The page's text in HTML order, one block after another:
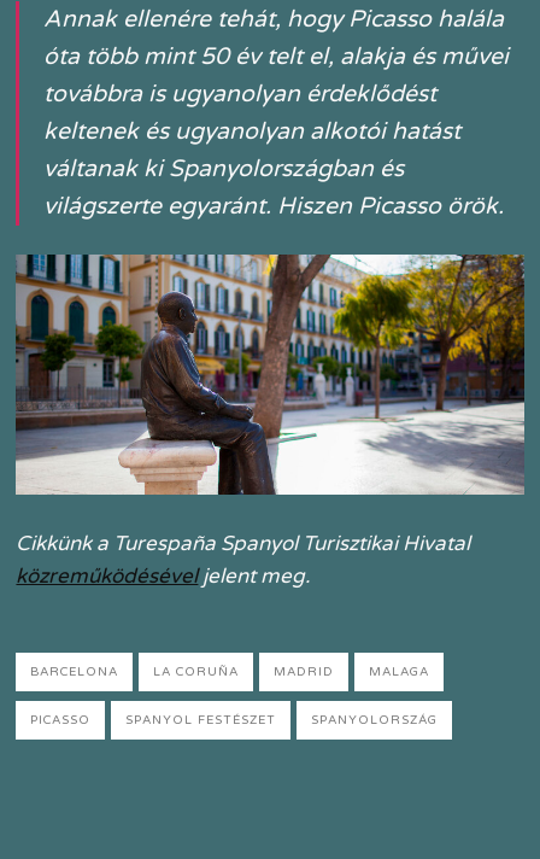
Annak ellenére tehát, hogy Picasso halála
óta több mint 50 év telt el, alakja és művei
továbbra is ugyanolyan érdeklődést
keltenek és ugyanolyan alkotói hatást
váltanak ki Spanyolországban és
világszerte egyaránt. Hiszen Picasso örök.
Cikkünk a Turespaña Spanyol Turisztikai Hivatal
közreműködéséveljelent meg.
BARCELONA LA CORUÑA MADRID MALAGA
PICASSO SPANYOL FESTÉSZET SPANYOLORSZÁG